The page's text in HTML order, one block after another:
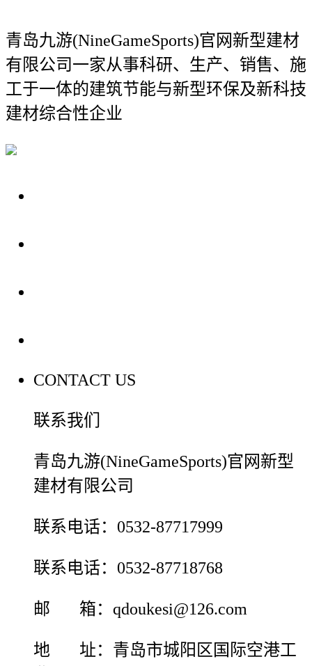
青岛九游(NineGameSports)官网新型建材
有限公司一家从事科研、生产、销售、施
工于一体的建筑节能与新型环保及新科技
建材综合性企业
CONTACT US
联系我们
青岛九游(NineGameSports)官网新型
建材有限公司
联系电话：0532-87717999
联系电话：0532-87718768
邮 箱：qdoukesi@126.com
地 址：青岛市城阳区国际空港工